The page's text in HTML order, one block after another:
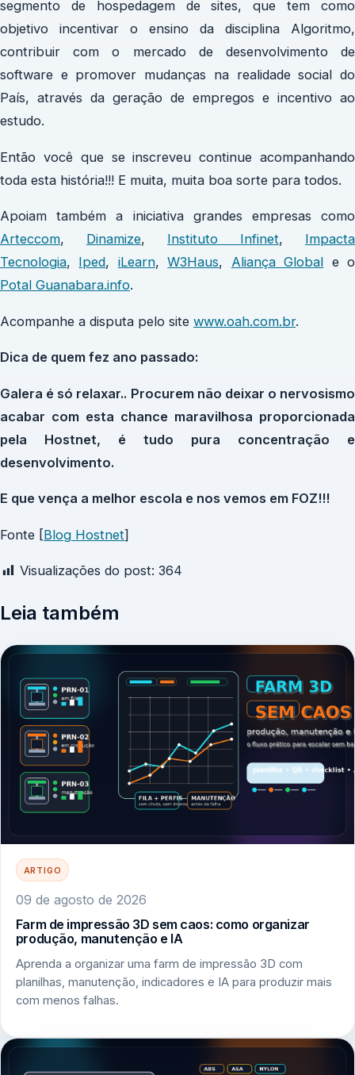
segmento de hospedagem de sites, que tem como
objetivo incentivar o ensino da disciplina Algoritmo,
contribuir com o mercado de desenvolvimento de
software e promover mudanças na realidade social do
País, através da geração de empregos e incentivo ao
estudo.
Então você que se inscreveu continue acompanhando
toda esta história!!! E muita, muita boa sorte para todos.
Apoiam também a iniciativa grandes empresas como
Arteccom, Dinamize, Instituto Infinet, Impacta
Tecnologia, Iped, iLearn,W3Haus, Aliança Global e o
Potal Guanabara.info.
Acompanhe a disputa pelo site www.oah.com.br.
Dica de quem fez ano passado:
Galera é só relaxar.. Procurem não deixar o nervosismo
acabar com esta chance maravilhosa proporcionada
pela Hostnet, é tudo pura concentração e
desenvolvimento.
E que vença a melhor escola e nos vemos em FOZ!!!
Fonte [Blog Hostnet]
Visualizações do post: 364
Leia também
ARTIGO
09 de agosto de 2026
Farm de impressão 3D sem caos: como organizar
produção, manutenção e IA
Aprenda a organizar uma farm de impressão 3D com
planilhas, manutenção, indicadores e IA para produzir mais
com menos falhas.